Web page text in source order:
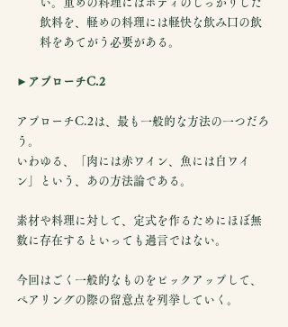
い。重めの料理にはボディのしっかりした
飲料を、軽めの料理には軽快な飲み口の飲
料をあてがう必要がある。
►アプローチC.2
アプローチC.2は、最も一般的な方法の一つだろ
う。
いわゆる、「肉には赤ワイン、魚には白ワイ
ン」という、あの方法論である。
素材や料理に対して、定式を作るためにほぼ無
数に存在するといっても過言ではない。
今回はごく一般的なものをピックアップして、
ペアリングの際の留意点を列挙していく。